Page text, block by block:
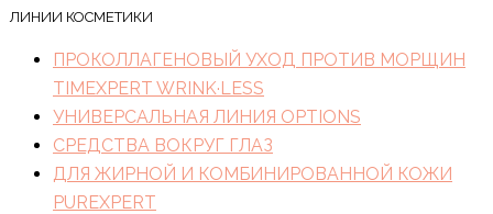
ЛИНИИ КОСМЕТИКИ
ПРОКОЛЛАГЕНОВЫЙ УХОД ПРОТИВ МОРЩИН
TIMEXPERT WRINK·LESS
УНИВЕРСАЛЬНАЯ ЛИНИЯ OPTIONS
СРЕДСТВА ВОКРУГ ГЛАЗ
ДЛЯ ЖИРНОЙ И КОМБИНИРОВАННОЙ КОЖИ
PUREXPERT